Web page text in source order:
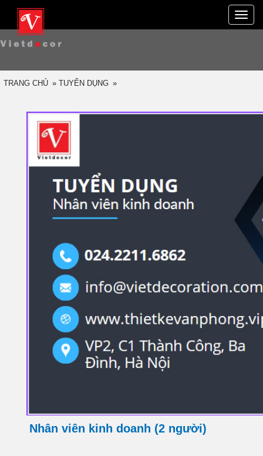
Toggle
TRANG CHỦ » TUYỂN DỤNG »
Nhân viên kinh doanh (2 người)